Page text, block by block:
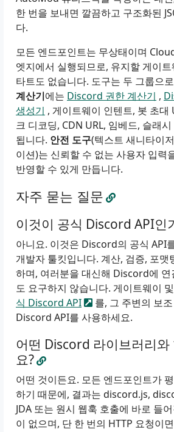
한 번을 보내면 깔끔하고 구조화된
다.
모든 엔드포인트는 무상태이며
엣지에서 실행되므로, 유지할 게이
타트도 없습니다. 도구는 두 그룹으
계산기에는 Discord 권한 계산기 ,
생성기 , 게이트웨이 인텐트, 봇 초대
크 디코딩, CDN URL, 임베드, 슬래
됩니다. 안전 도구(텍스트 새니타이
이션)는 신뢰할 수 없는 사용자 입력
반영할 수 있게 만듭니다.
자주 묻는 질문
이것이 공식 Discord API인
아니요. 이것은 Discord의 공식 API
개발자 툴킷입니다. 계산, 검증, 포맷
하며, 여러분을 대신해 Discord에 연
도 요구하지 않습니다. 게이트웨이
식 Discord API
를, 그 주변의 보
Discord API를 사용하세요.
어떤 Discord 라이브러리와
요?
어떤 것이든요. 모든 엔드포인트가
하기 때문에, 결과는 discord.js,
JDA 또는 원시 웹훅 호출에 바로 들
이 없으며, 단 한 번의 HTTP 요청이